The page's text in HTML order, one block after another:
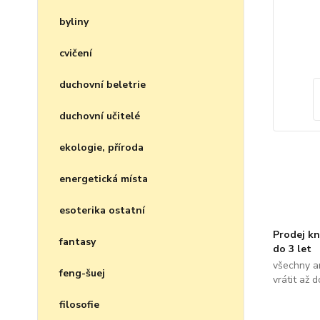
byliny
cvičení
duchovní beletrie
duchovní učitelé
ekologie, příroda
energetická místa
esoterika ostatní
fantasy
feng-šuej
filosofie
Prodej
do 3 let
všechny
vrátit až